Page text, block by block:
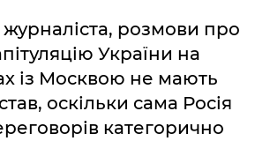
розмови про
України на
із Москвою не мають
оскільки сама Росія
категорично